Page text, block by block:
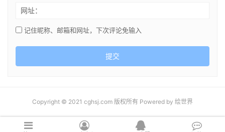
网址：
记住昵称、邮箱和网址，下次评论免输入
提交
Copyright © 2021 cghsj.com 版权所有 Powered by 绘世界